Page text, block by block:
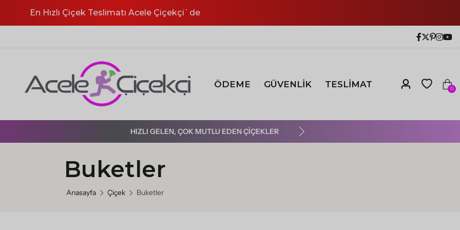
En Hızlı Çiçek Teslimatı Acele Çiçekçi`de
ÖDEME GÜVENLİK TESLİMAT 0
HIZLI GELEN, ÇOK MUTLU EDEN ÇIÇEKLER
Buketler
Anasayfa Çiçek Buketler
Anneler Günü